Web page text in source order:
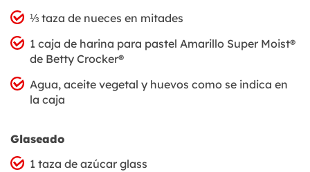
⅓ taza de nueces en mitades
1 caja de harina para pastel Amarillo Super Moist®
de Betty Crocker®
Agua, aceite vegetal y huevos como se indica en
la caja
Glaseado
1 taza de azúcar glass